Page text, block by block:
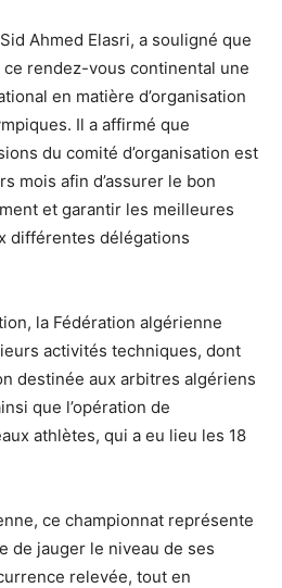
Ahmed Elasri, a souligné que
ce rendez-vous continental une
en matière d’organisation
Il a affirmé que
du comité d’organisation est
mois afin d’assurer le bon
et garantir les meilleures
différentes délégations
la Fédération algérienne
activités techniques, dont
destinée aux arbitres algériens
que l’opération de
athlètes, qui a eu lieu les 18
ce championnat représente
de jauger le niveau de ses
relevée, tout en